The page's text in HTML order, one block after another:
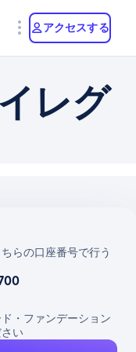
アクセスする
レグ
らの口座番号で行う
・ファンデーション
い